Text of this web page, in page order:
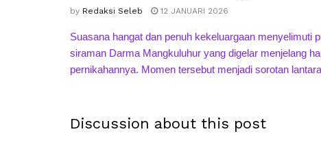
by Redaksi Seleb 12 JANUARI 2026
Suasana hangat dan penuh kekeluargaan menyelimuti
siraman Darma Mangkuluhur yang digelar menjelang
pernikahannya. Momen tersebut menjadi sorotan
Discussion about this post